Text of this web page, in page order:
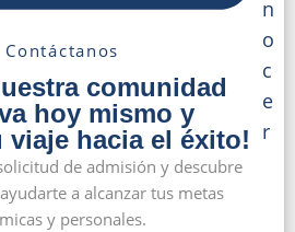
Contáctanos
comunidad
hoy mismo y
viaje hacia el éxito!
de admisión y descubre
a alcanzar tus metas
y personales.
n
o
c
e
r